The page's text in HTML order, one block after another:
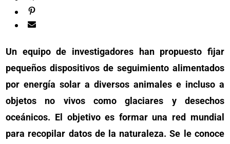
Un equipo de investigadores han propuesto fijar
pequeños dispositivos de seguimiento alimentados
por energía solar a diversos animales e incluso a
objetos no vivos como glaciares y desechos
oceánicos. El objetivo es formar una red mundial
para recopilar datos de la naturaleza. Se le conoce